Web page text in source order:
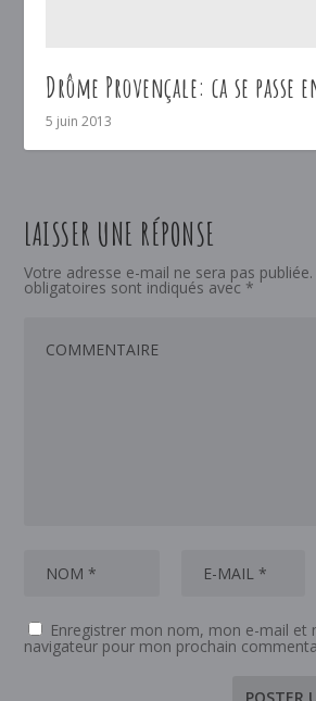
Drôme Provençale: ca se
5 juin 2013
LAISSER UNE RÉPONSE
Votre adresse e-mail ne sera pas publiée.
obligatoires sont indiqués avec *
Enregistrer mon nom, mon e-mail et
navigateur pour mon prochain